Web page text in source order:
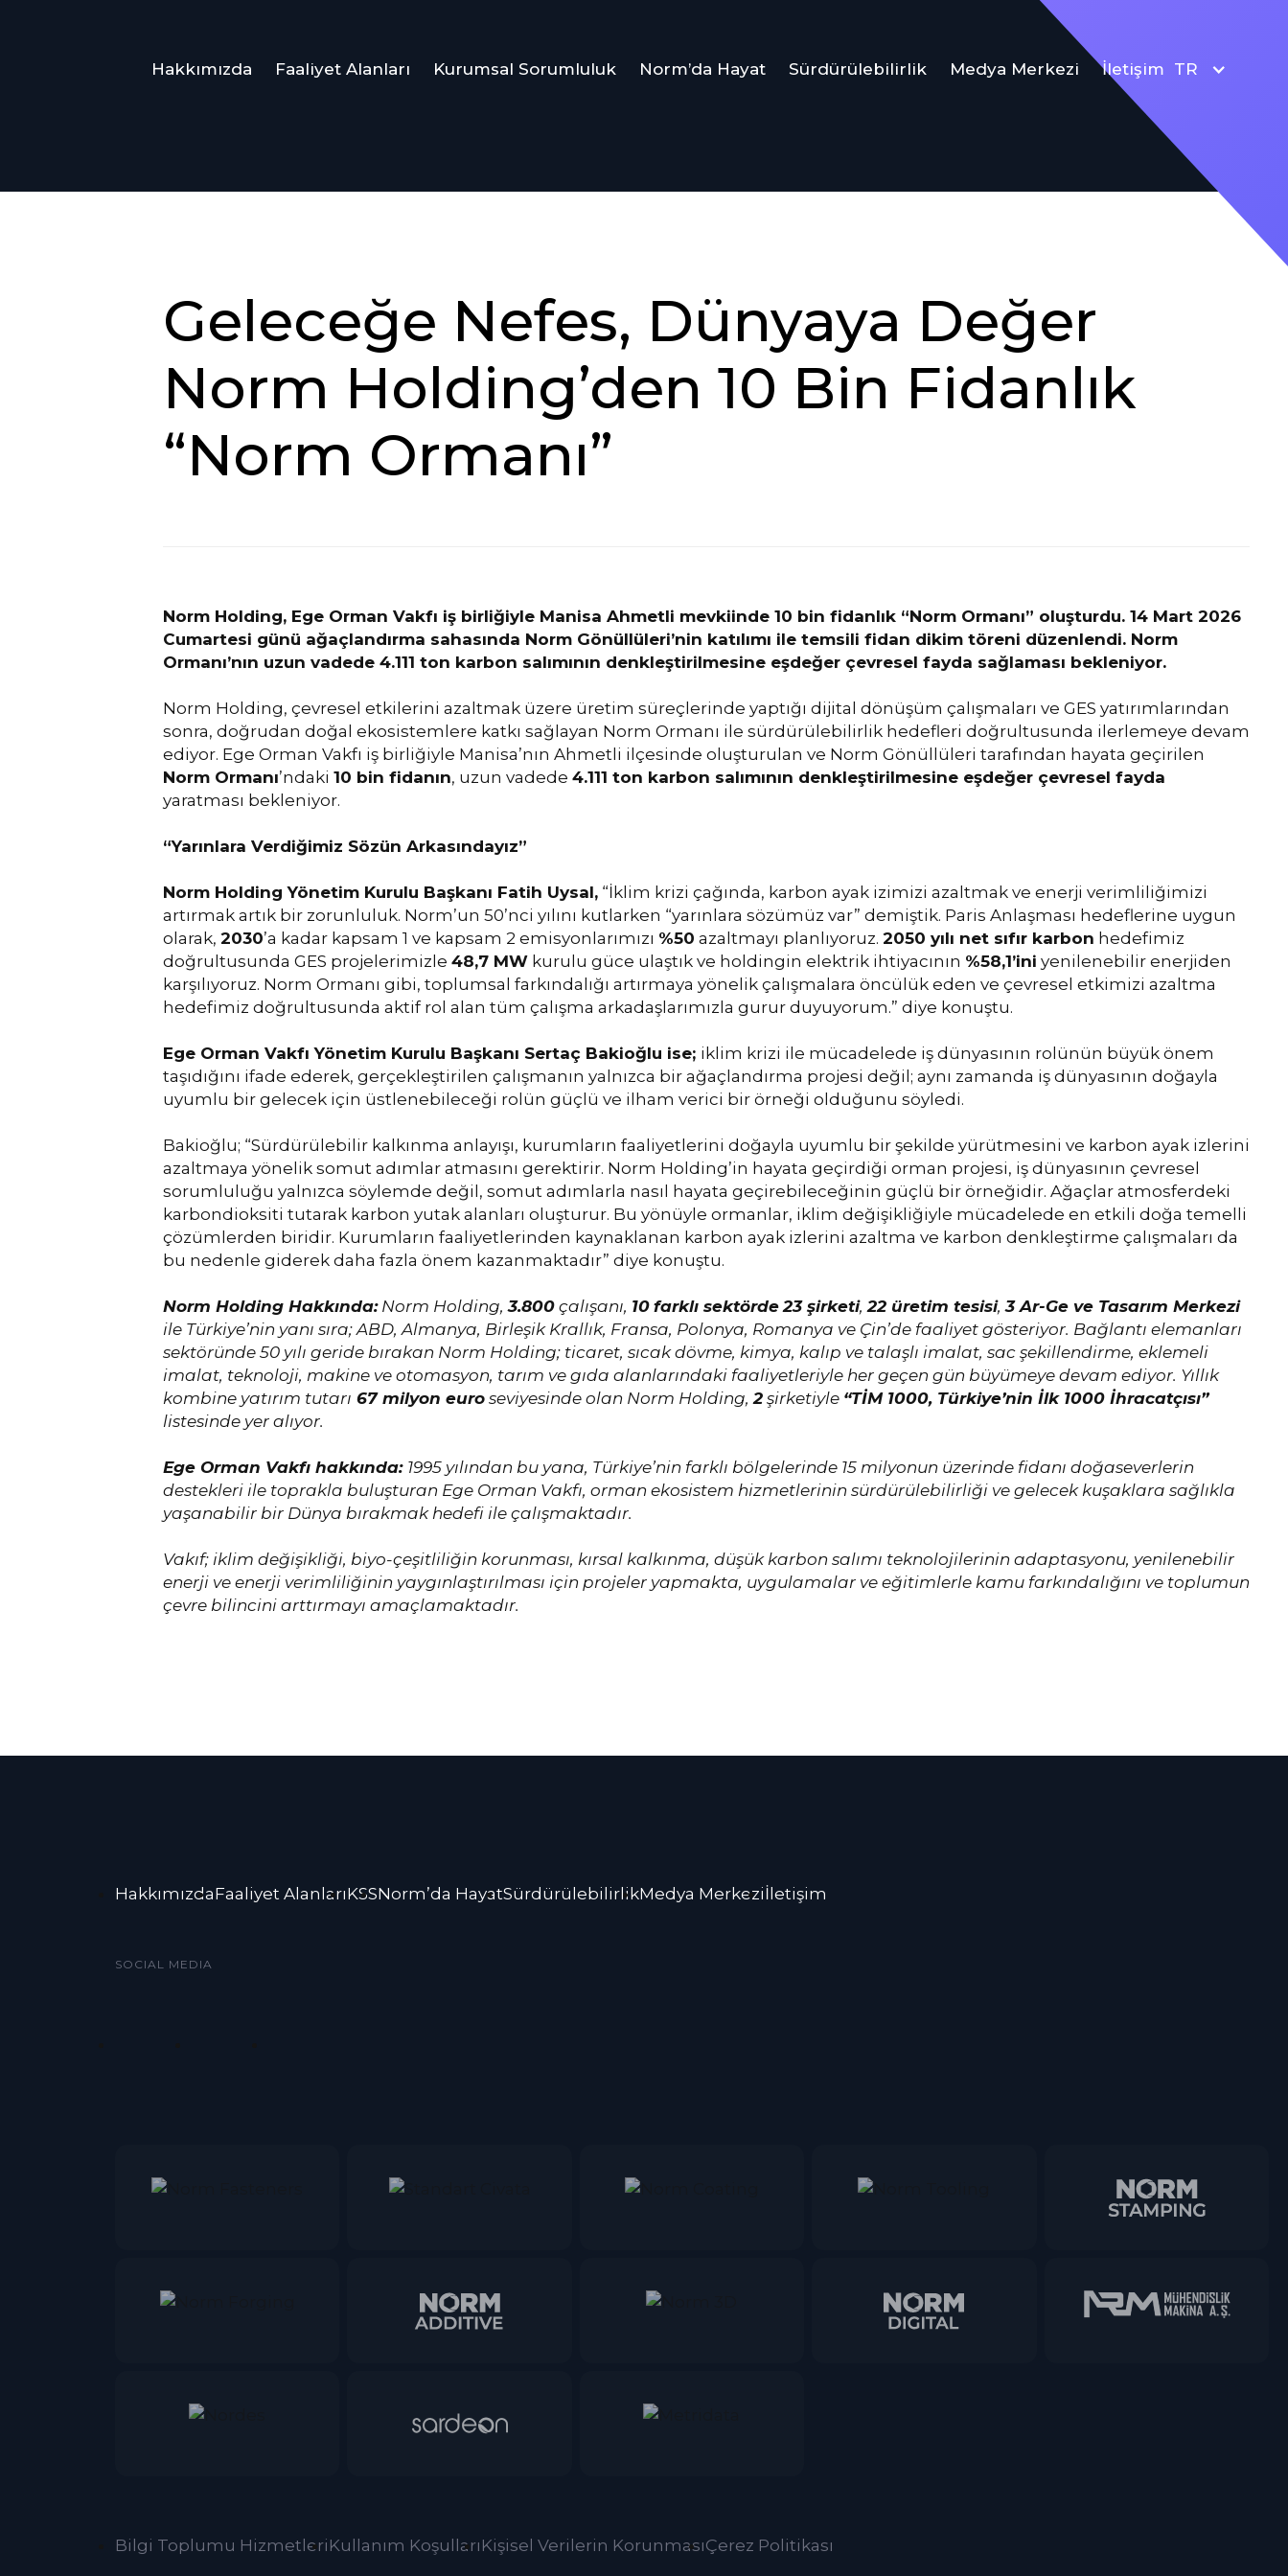
Hakkımızda Faaliyet Alanları Kurumsal Sorumluluk Norm’da Hayat Sürdürülebilirlik Medya Merkezi İletişim TR
Geleceğe Nefes, Dünyaya Değer
Norm Holding’den 10 Bin Fidanlık
“Norm Ormanı”
Norm Holding, Ege Orman Vakfı iş birliğiyle Manisa Ahmetli mevkiinde 10 bin fidanlık “Norm Ormanı” oluşturdu. 14 Mart 2026
Cumartesi günü ağaçlandırma sahasında Norm Gönüllüleri’nin katılımı ile temsili fidan dikim töreni düzenlendi. Norm
Ormanı’nın uzun vadede 4.111 ton karbon salımının denkleştirilmesine eşdeğer çevresel fayda sağlaması bekleniyor.
Norm Holding, çevresel etkilerini azaltmak üzere üretim süreçlerinde yaptığı dijital dönüşüm çalışmaları ve GES yatırımlarından
sonra, doğrudan doğal ekosistemlere katkı sağlayan Norm Ormanı ile sürdürülebilirlik hedefleri doğrultusunda ilerlemeye devam
ediyor. Ege Orman Vakfı iş birliğiyle Manisa’nın Ahmetli ilçesinde oluşturulan ve Norm Gönüllüleri tarafından hayata geçirilen
Norm Ormanı’ndaki 10 bin fidanın, uzun vadede 4.111 ton karbon salımının denkleştirilmesine eşdeğer çevresel fayda
yaratması bekleniyor.
“Yarınlara Verdiğimiz Sözün Arkasındayız”
Norm Holding Yönetim Kurulu Başkanı Fatih Uysal, “İklim krizi çağında, karbon ayak izimizi azaltmak ve enerji verimliliğimizi
artırmak artık bir zorunluluk. Norm’un 50’nci yılını kutlarken “yarınlara sözümüz var” demiştik. Paris Anlaşması hedeflerine uygun
olarak, 2030’a kadar kapsam 1 ve kapsam 2 emisyonlarımızı %50 azaltmayı planlıyoruz. 2050 yılı net sıfır karbon hedefimiz
doğrultusunda GES projelerimizle 48,7 MW kurulu güce ulaştık ve holdingin elektrik ihtiyacının %58,1’ini yenilenebilir enerjiden
karşılıyoruz. Norm Ormanı gibi, toplumsal farkındalığı artırmaya yönelik çalışmalara öncülük eden ve çevresel etkimizi azaltma
hedefimiz doğrultusunda aktif rol alan tüm çalışma arkadaşlarımızla gurur duyuyorum.” diye konuştu.
Ege Orman Vakfı Yönetim Kurulu Başkanı Sertaç Bakioğlu ise; iklim krizi ile mücadelede iş dünyasının rolünün büyük önem
taşıdığını ifade ederek, gerçekleştirilen çalışmanın yalnızca bir ağaçlandırma projesi değil; aynı zamanda iş dünyasının doğayla
uyumlu bir gelecek için üstlenebileceği rolün güçlü ve ilham verici bir örneği olduğunu söyledi.
Bakioğlu; “Sürdürülebilir kalkınma anlayışı, kurumların faaliyetlerini doğayla uyumlu bir şekilde yürütmesini ve karbon ayak izlerini
azaltmaya yönelik somut adımlar atmasını gerektirir. Norm Holding’in hayata geçirdiği orman projesi, iş dünyasının çevresel
sorumluluğu yalnızca söylemde değil, somut adımlarla nasıl hayata geçirebileceğinin güçlü bir örneğidir. Ağaçlar atmosferdeki
karbondioksiti tutarak karbon yutak alanları oluşturur. Bu yönüyle ormanlar, iklim değişikliğiyle mücadelede en etkili doğa temelli
çözümlerden biridir. Kurumların faaliyetlerinden kaynaklanan karbon ayak izlerini azaltma ve karbon denkleştirme çalışmaları da
bu nedenle giderek daha fazla önem kazanmaktadır” diye konuştu.
Norm Holding Hakkında:Norm Holding,3.800 çalışanı, 10 farklı sektörde 23 şirketi,22 üretim tesisi,3 Ar-Ge ve Tasarım Merkezi
ile Türkiye’nin yanı sıra; ABD, Almanya, Birleşik Krallık, Fransa, Polonya, Romanya ve Çin’de faaliyet gösteriyor. Bağlantı elemanları
sektöründe 50 yılı geride bırakan Norm Holding; ticaret, sıcak dövme, kimya, kalıp ve talaşlı imalat, sac şekillendirme, eklemeli
imalat, teknoloji, makine ve otomasyon, tarım ve gıda alanlarındaki faaliyetleriyle her geçen gün büyümeye devam ediyor. Yıllık
kombine yatırım tutarı 67 milyon euro seviyesinde olan Norm Holding,2 şirketiyle “TİM 1000, Türkiye’nin İlk 1000 İhracatçısı”
listesinde yer alıyor.
Ege Orman Vakfı hakkında: 1995 yılından bu yana, Türkiye’nin farklı bölgelerinde 15 milyonun üzerinde fidanı doğaseverlerin
destekleri ile toprakla buluşturan Ege Orman Vakfı, orman ekosistem hizmetlerinin sürdürülebilirliği ve gelecek kuşaklara sağlıkla
yaşanabilir bir Dünya bırakmak hedefi ile çalışmaktadır.
Vakıf; iklim değişikliği, biyo-çeşitliliğin korunması, kırsal kalkınma, düşük karbon salımı teknolojilerinin adaptasyonu, yenilenebilir
enerji ve enerji verimliliğinin yaygınlaştırılması için projeler yapmakta, uygulamalar ve eğitimlerle kamu farkındalığını ve toplumun
çevre bilincini arttırmayı amaçlamaktadır.
HakkımızdaFaaliyet AlanlarıKSSNorm’da HayatSürdürülebilirlikMedya Merkezi İletişim
SOCIAL MEDIA
Bilgi Toplumu Hizmetleri Kullanım Koşulları Kişisel Verilerin KorunmasıÇerez Politikası